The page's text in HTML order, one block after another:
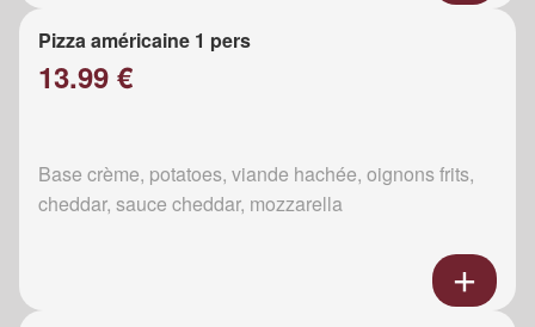
Pizza américaine 1 pers
13.99 €
Base crème, potatoes, viande hachée, oignons frits,
cheddar, sauce cheddar, mozzarella